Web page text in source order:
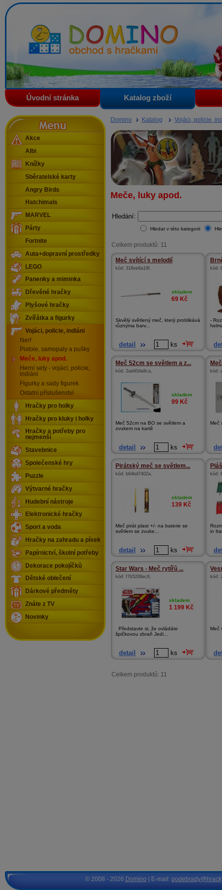
Domino - obchod s hračkami
Úvodní stránka Katalog zboží
Domino Katalog Vojáci, policie,
Meče, luky apod.
Hledání:
Hledat v této kategorii
Celkem produktů: 11
Meč svítící s melodií
kód: 318ee6a19f,
skladem
69 Kč
Skvělý světlený meč, který problikává
různýma barv...
detail ks
kód:
-
Meč 52cm se světlem a z...
kód: 2ad40da9ca,
skladem
99 Kč
Meč 52cm na BO se světlem a
zvukem na kartě
detail ks
kód:
Meč
Pirátský meč se světlem...
kód: b64bd7402a,
skladem
139 Kč
Meč pirát plast +/- na baterie se
světlem se zvuke...
detail ks
kód:
in
Star Wars - Meč rytířů ...
kód: f7b5208ec8,
skladem
1 199 Kč
Představte si, že ovládáte
špičkovou zbraň Jedi...
detail ks
kód:
Meč
Celkem produktů: 11
Menu
Akce
Albi
Knížky
Sběratelské karty
Angry Birds
Hatchimals
MARVEL
Párty
Fortnite
Auta+dopravní prostředky
LEGO
Panenky a miminka
Dřevěné hračky
Plyšové hračky
Zvířátka a figurky
Vojáci, policie, indiáni
Nerf
Pistole, samopaly a pušky
Meče, luky apod.
Herní sety - vojáci, policie,
indiáni
Figurky a sady figurek
Ostatní příslušenství
Hračky pro holky
Hračky pro kluky i holky
Hračky a potřeby pro
nejmenší
Stavebnice
Společenské hry
Puzzle
Výtvarné hračky
Hudební nástroje
Elektronické hračky
Sport a voda
Hračky na zahradu a písek
Papírnictví, školní potřeby
Dekorace pokojíčků
Dětské oblečení
Dárkové předměty
Znáte z TV
Novinky
© 2008 - 2026 Domino | E-mail: